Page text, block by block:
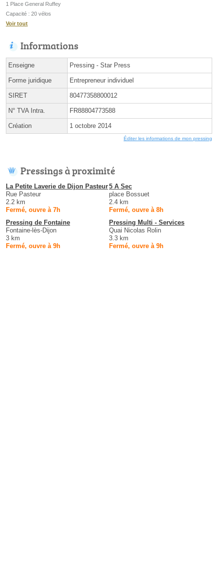
1 Place General Ruffey
Capacité : 20 vélos
Voir tout
Informations
Enseigne Pressing - Star Press
Forme juridique Entrepreneur individuel
SIRET 80477358800012
N° TVA Intra. FR88804773588
Création 1 octobre 2014
Éditer les informations de mon pressing
Pressings à proximité
La Petite Laverie de Dijon Pasteur
Rue Pasteur
2.2 km
Fermé, ouvre à 7h
5 A Sec
place Bossuet
2.4 km
Fermé, ouvre à 8h
Pressing de Fontaine
Fontaine-lès-Dijon
3 km
Fermé, ouvre à 9h
Pressing Multi - Services
Quai Nicolas Rolin
3.3 km
Fermé, ouvre à 9h